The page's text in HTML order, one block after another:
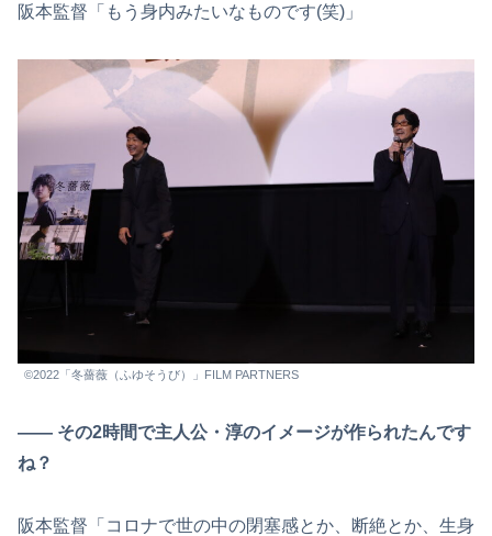
阪本監督「もう身内みたいなものです(笑)」
©2022「冬薔薇（ふゆそうび）」FILM PARTNERS
―― その2時間で主人公・淳のイメージが作られたんです
ね？
阪本監督「コロナで世の中の閉塞感とか、断絶とか、生身